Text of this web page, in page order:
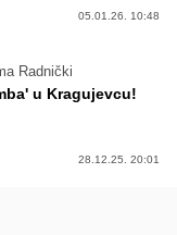
05.01.26. 10:48
Radnički
u Kragujevcu!
28.12.25. 20:01